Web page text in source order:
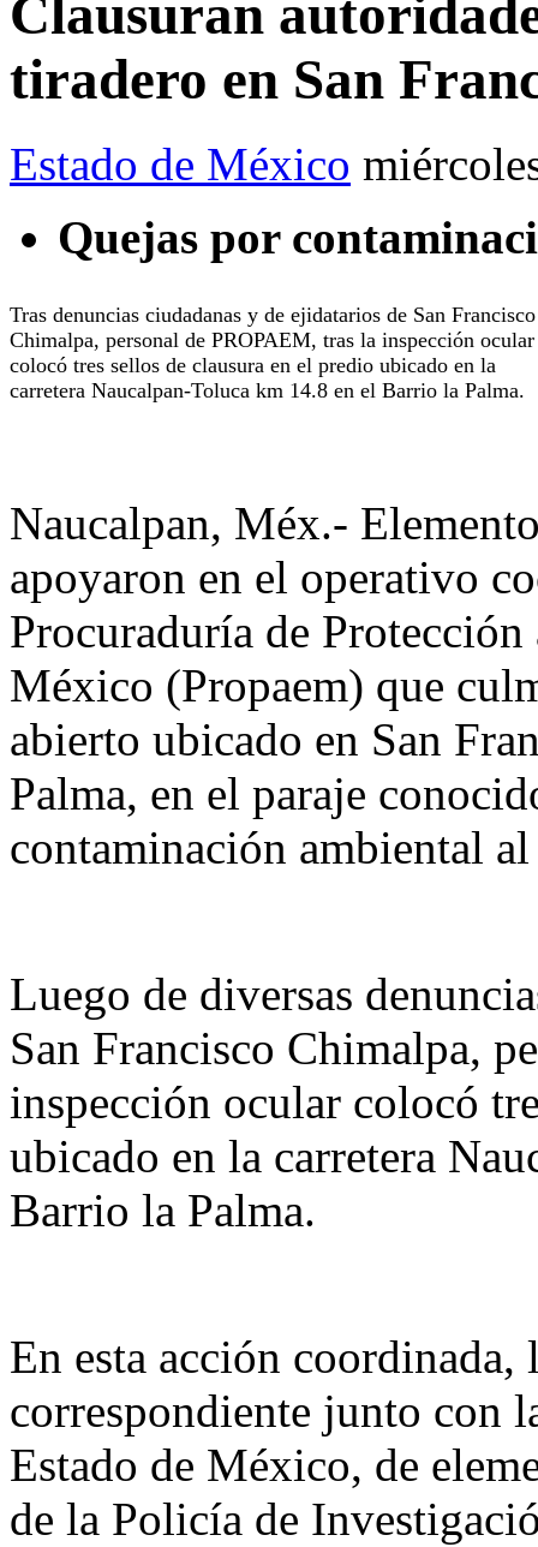
Clausuran
tiradero en San
Estado de México
Quejas por
Tras denuncias ciudadanas y de ejidatarios de San Francisco
Chimalpa, personal de PROPAEM, tras la inspección ocular
colocó tres sellos de clausura en el predio ubicado en la
carretera Naucalpan-Toluca km 14.8 en el Barrio la Palma.
Naucalpan, Méx.-
apoyaron en el operativo
Procuraduría de
México (Propaem) que
abierto ubicado en San
Palma, en el paraje
contaminación ambiental
Luego de diversas
San Francisco Chimalpa,
inspección ocular colocó
ubicado en la carretera
Barrio la Palma.
En esta acción
correspondiente junto con
Estado de México, de
de la Policía de